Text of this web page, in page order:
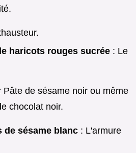
haricots rouges sucrée : Le
Pâte de sésame noir ou même
chocolat noir.
de sésame blanc : L'armure